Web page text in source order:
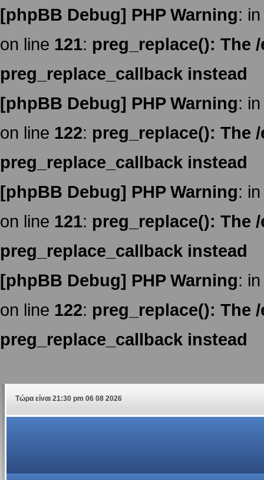
[phpBB Debug] PHP Warning:
on line 121: preg_replace(): The
preg_replace_callback instead
[phpBB Debug] PHP Warning:
on line 122: preg_replace(): The
preg_replace_callback instead
[phpBB Debug] PHP Warning:
on line 121: preg_replace(): The
preg_replace_callback instead
[phpBB Debug] PHP Warning:
on line 122: preg_replace(): The
preg_replace_callback instead
Τώρα είναι 21:30 pm 06 08 2026